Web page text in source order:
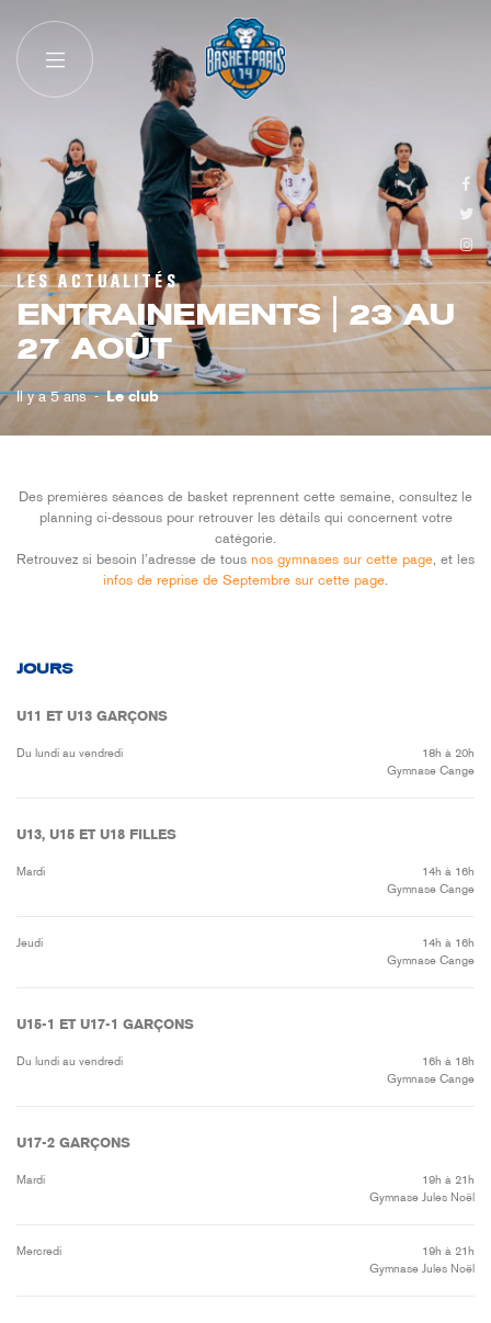
LES ACTUALITÉS
ENTRAINEMENTS | 23 AU
27 AOÛT
Il y a 5 ans Le club
Des premières séances de basket reprennent cette semaine, consultez le
planning ci-dessous pour retrouver les détails qui concernent votre
catégorie.
Retrouvez si besoin l’adresse de tous nos gymnases sur cette page, et les
infos de reprise de Septembre sur cette page.
JOURS
U11 ET U13 GARÇONS
Du lundi au vendredi
18h à 20h
Gymnase Cange
U13, U15 ET U18 FILLES
Mardi
14h à 16h
Gymnase Cange
Jeudi
14h à 16h
Gymnase Cange
U15-1 ET U17-1 GARÇONS
Du lundi au vendredi
16h à 18h
Gymnase Cange
U17-2 GARÇONS
Mardi
19h à 21h
Gymnase Jules Noël
Mercredi
19h à 21h
Gymnase Jules Noël